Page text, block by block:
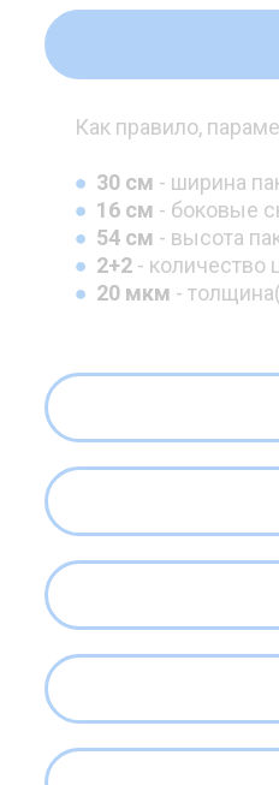
Как правило,
30 см - ширина
16 см - боковые
54 см - высота
2+2 - количество
20 мкм -